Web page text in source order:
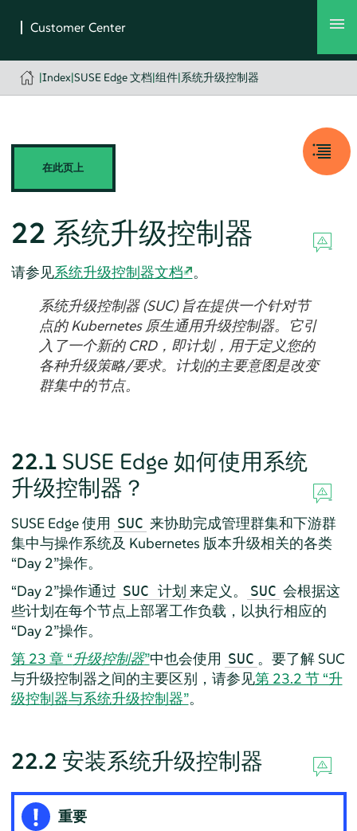
|Index|SUSE Edge 文档|组件|系统升级控制器
在此页上
22 系统升级控制器
请参见系统升级控制器文档
。
系统升级控制器 (SUC) 旨在提供一个针对节
点的 Kubernetes 原生通用升级控制器。它引
入了一个新的 CRD，即计划，用于定义您的
各种升级策略/要求。计划的主要意图是改变
群集中的节点。
22.1 SUSE Edge 如何使用系统
升级控制器？
SUSE Edge 使用 SUC 来协助完成管理群集和下游群
集中与操作系统及 Kubernetes 版本升级相关的各类
“Day 2”操作。
“Day 2”操作通过 SUC 计划 来定义。 SUC 会根据这
些计划在每个节点上部署工作负载，以执行相应的
“Day 2”操作。
第 23 章 “升级控制器”中也会使用 SUC 。要了解 SUC
与升级控制器之间的主要区别，请参见第 23.2 节 “升
级控制器与系统升级控制器”。
22.2 安装系统升级控制器
重要